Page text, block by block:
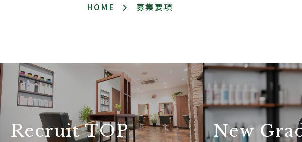
HOME 募集要項
Recruit TOP New